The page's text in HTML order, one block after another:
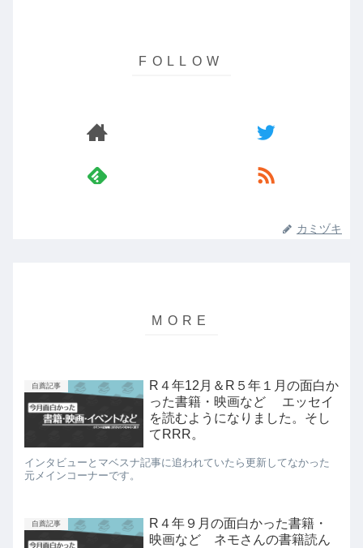
カミヅキ
自薦記事
R４年12月＆R５年１月の面白か
った書籍・映画など エッセイ
を読むようになりました。そし
てRRR。
インタビューとマベスナ記事に追われていたら更新してなかった
元メインコーナーです。
自薦記事
R４年９月の面白かった書籍・
映画など ネモさんの書籍読ん